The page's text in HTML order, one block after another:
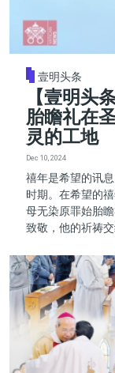
壹明头条
【壹明头
胎瞻礼在
灵的工地
Dec 10, 2024
禧年是希望的讯
时期。在希望的
母无染原罪始胎
致敬，他的祈祷